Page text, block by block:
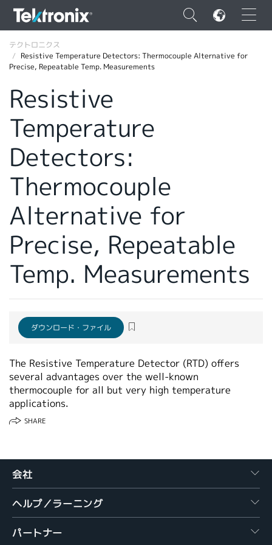
×
FRANÇAIS
DEUTSCH
VIỆT NAM
简体中文
日本語
繁體中文
テクトロニクス
Resistive Temperature Detectors: Thermocouple Alternative for
Precise, Repeatable Temp. Measurements
Resistive
Temperature
Detectors:
Thermocouple
Alternative for
Precise, Repeatable
Temp. Measurements
ダウンロード・ファイル
The Resistive Temperature Detector (RTD) offers
several advantages over the well-known
thermocouple for all but very high temperature
applications.
SHARE
会社
ヘルプ／ラーニング
パートナー